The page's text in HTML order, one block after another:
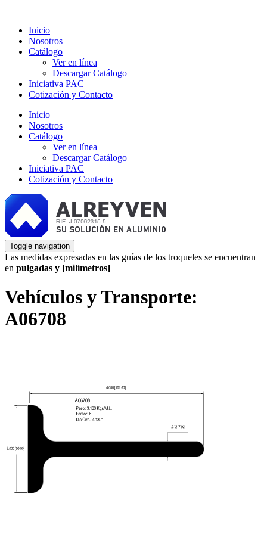
Inicio
Nosotros
Catálogo
Ver en línea
Descargar Catálogo
Iniciativa PAC
Cotización y Contacto
Inicio
Nosotros
Catálogo
Ver en línea
Descargar Catálogo
Iniciativa PAC
Cotización y Contacto
Toggle navigation
Las medidas expresadas en las guías de los troqueles se encuentran
en pulgadas y [milímetros]
Vehículos y Transporte:
A06708